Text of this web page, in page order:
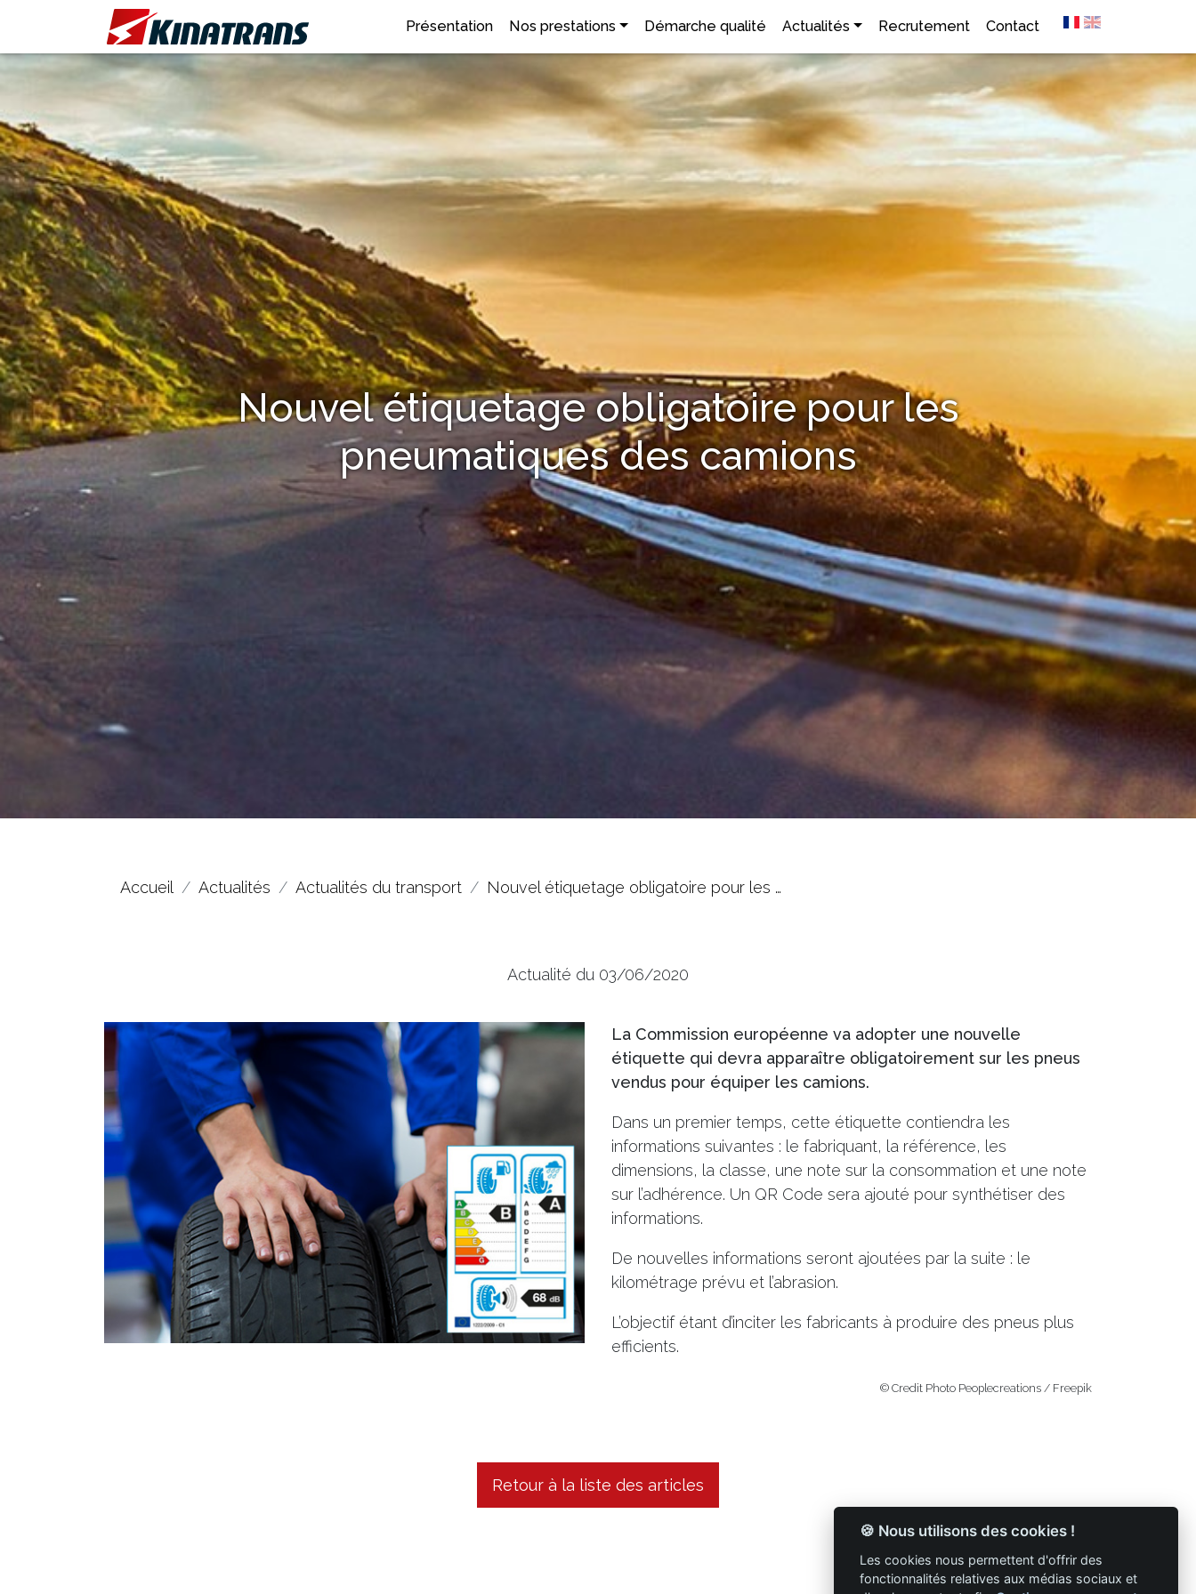
Présentation Nos prestations Démarche qualité Actualités Recrutement Contact
Nouvel étiquetage obligatoire pour les
pneumatiques des camions
Accueil Actualités Actualités du transport Nouvel étiquetage obligatoire pour les …
Actualité du 03/06/2020
La Commission européenne va adopter une nouvelle
étiquette qui devra apparaître obligatoirement sur les pneus
vendus pour équiper les camions.
Dans un premier temps, cette étiquette contiendra les
informations suivantes : le fabriquant, la référence, les
dimensions, la classe, une note sur la consommation et une note
sur l’adhérence. Un QR Code sera ajouté pour synthétiser des
informations.
De nouvelles informations seront ajoutées par la suite : le
kilométrage prévu et l’abrasion.
L’objectif étant d’inciter les fabricants à produire des pneus plus
efficients.
© Credit Photo Peoplecreations / Freepik
Retour à la liste des articles
🍪 Nous utilisons des cookies !
Les cookies nous permettent d'offrir des
fonctionnalités relatives aux médias sociaux et